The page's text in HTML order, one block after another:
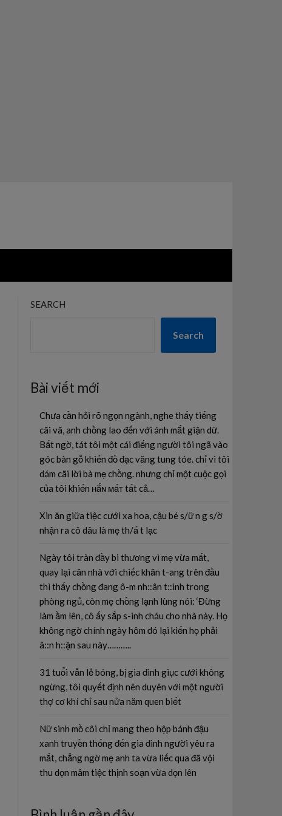
SEARCH
Search
Bài viết mới
Chưa cần hỏi rõ ngọn ngành, nghe thấy tiếng
cãi vã, anh chồng lao đến với ánh mắt giận dữ.
Bất ngờ, tát tôi một cái điếng người tôi ngã vào
góc bàn gỗ khiến đồ đạc văng tung tóe. chỉ vì tôi
dám cãi lời bà mẹ chồng. nhưng chỉ một cuộc gọi
của tôi khiến ʜắɴ ᴍấᴛ tất cả…
Xin ăn giữa tiệc cưới xa hoa, cậu bé s/ữ n g s/ờ
nhận ra cô dâu là mẹ th/ấ t lạc
Ngày tôi tràn đầy bi thương vì mẹ vừa mất,
quay lại căn nhà với chiếc khăn t-ang trên đầu
thì thấy chồng đang ô-m nh::ân t::ình trong
phòng ngủ, còn mẹ chồng lạnh lùng nói: ‘Đừng
làm ầm lên, cô ấy sắp s-inh cháu cho nhà này. Họ
không ngờ chính ngày hôm đó lại kiến họ phải
â::n h::ận sau này………..
31 tuổi vẫn lẻ bóng, bị gia đình giục cưới không
ngừng, tôi quyết định nên duyên với một người
thợ cơ khí chỉ sau nửa năm quen biết
Nữ sinh mồ côi chỉ mang theo hộp bánh đậu
xanh truyền thống đến gia đình người yêu ra
mắt, chẳng ngờ mẹ anh ta vừa liếc qua đã vội
thu dọn mâm tiệc thịnh soạn vừa dọn lên